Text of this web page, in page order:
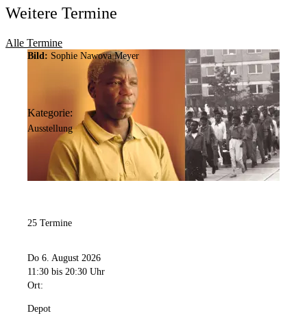
Weitere Termine
Alle Termine
Bild: Sophie Nawova Meyer
Kategorie:
Ausstellung
25 Termine
Do 6. August 2026
11:30 bis 20:30 Uhr
Ort:
Depot